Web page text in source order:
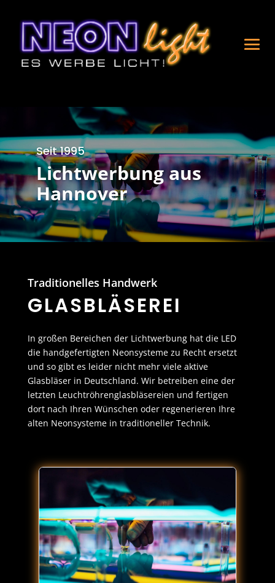
Seit 1995
Lichtwerbung aus
Hannover
Traditionelles Handwerk
GLASBLÄSEREI
In großen Bereichen der Lichtwerbung hat die LED
die handgefertigten Neonsysteme zu Recht ersetzt
und so gibt es leider nicht mehr viele aktive
Glasbläser in Deutschland. Wir betreiben eine der
letzten Leuchtröhrenglasbläsereien und fertigen
dort nach Ihren Wünschen oder regenerieren Ihre
alten Neonsysteme in traditioneller Technik.